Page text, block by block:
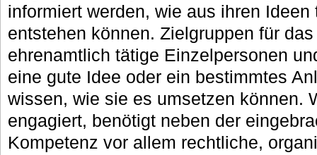
informiert werden, wie aus ihren
entstehen können. Zielgruppen für
ehrenamtlich tätige Einzelpersonen
eine gute Idee oder ein bestimmtes
wissen, wie sie es umsetzen können.
engagiert, benötigt neben der
Kompetenz vor allem rechtliche,